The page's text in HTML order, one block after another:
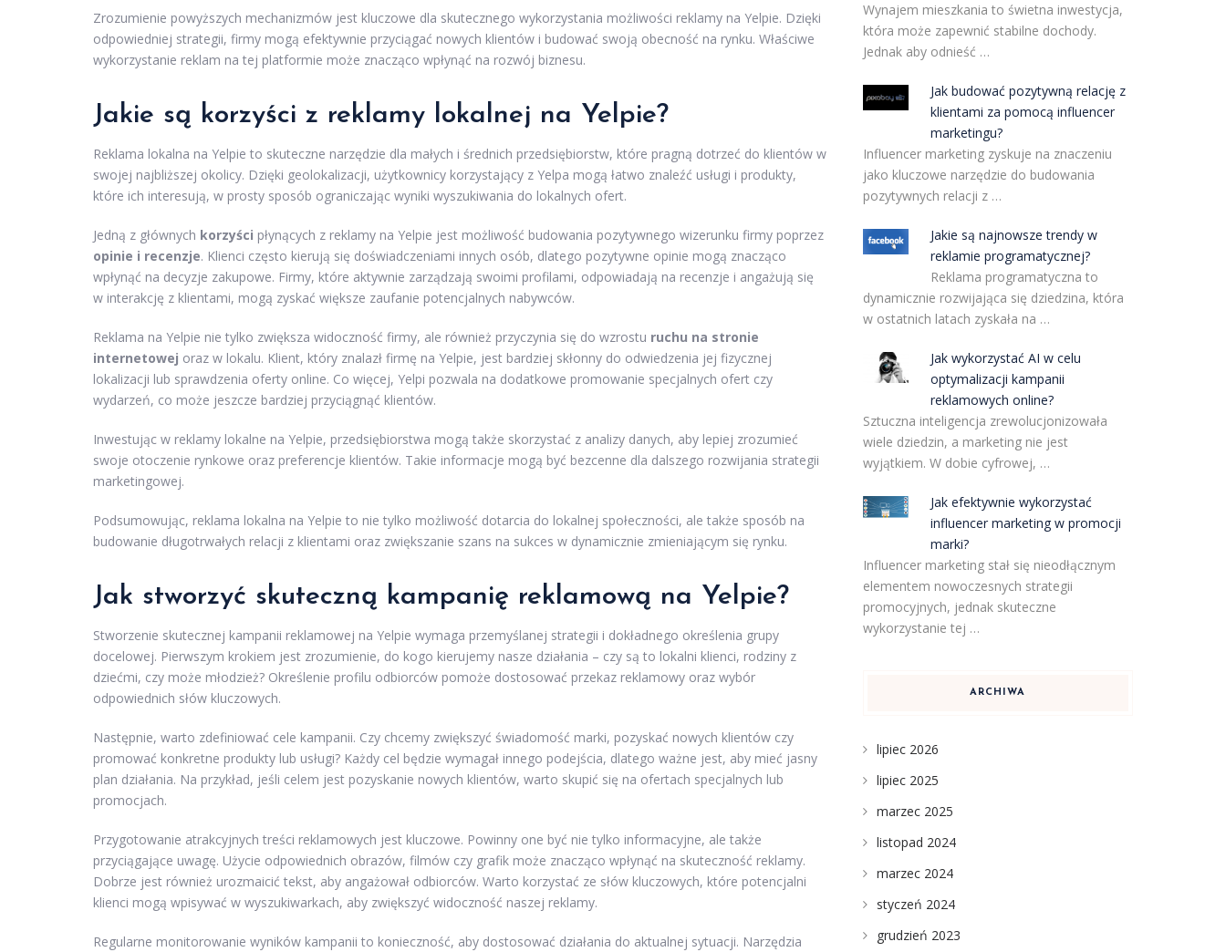
Zrozumienie powyższych mechanizmów jest kluczowe dla skutecznego wykorzystania możliwości reklamy na Yelpie. Dzięki
odpowiedniej strategii, firmy mogą efektywnie przyciągać nowych klientów i budować swoją obecność na rynku. Właściwe
wykorzystanie reklam na tej platformie może znacząco wpłynąć na rozwój biznesu.
Jakie są korzyści z reklamy lokalnej na Yelpie?
Reklama lokalna na Yelpie to skuteczne narzędzie dla małych i średnich przedsiębiorstw, które pragną dotrzeć do klientów w
swojej najbliższej okolicy. Dzięki geolokalizacji, użytkownicy korzystający z Yelpa mogą łatwo znaleźć usługi i produkty,
które ich interesują, w prosty sposób ograniczając wyniki wyszukiwania do lokalnych ofert.
Jedną z głównych korzyści płynących z reklamy na Yelpie jest możliwość budowania pozytywnego wizerunku firmy poprzez
opinie i recenzje. Klienci często kierują się doświadczeniami innych osób, dlatego pozytywne opinie mogą znacząco
wpłynąć na decyzje zakupowe. Firmy, które aktywnie zarządzają swoimi profilami, odpowiadają na recenzje i angażują się
w interakcję z klientami, mogą zyskać większe zaufanie potencjalnych nabywców.
Reklama na Yelpie nie tylko zwiększa widoczność firmy, ale również przyczynia się do wzrostu ruchu na stronie
internetowej oraz w lokalu. Klient, który znalazł firmę na Yelpie, jest bardziej skłonny do odwiedzenia jej fizycznej
lokalizacji lub sprawdzenia oferty online. Co więcej, Yelpi pozwala na dodatkowe promowanie specjalnych ofert czy
wydarzeń, co może jeszcze bardziej przyciągnąć klientów.
Inwestując w reklamy lokalne na Yelpie, przedsiębiorstwa mogą także skorzystać z analizy danych, aby lepiej zrozumieć
swoje otoczenie rynkowe oraz preferencje klientów. Takie informacje mogą być bezcenne dla dalszego rozwijania strategii
marketingowej.
Podsumowując, reklama lokalna na Yelpie to nie tylko możliwość dotarcia do lokalnej społeczności, ale także sposób na
budowanie długotrwałych relacji z klientami oraz zwiększanie szans na sukces w dynamicznie zmieniającym się rynku.
Jak stworzyć skuteczną kampanię reklamową na Yelpie?
Stworzenie skutecznej kampanii reklamowej na Yelpie wymaga przemyślanej strategii i dokładnego określenia grupy
docelowej. Pierwszym krokiem jest zrozumienie, do kogo kierujemy nasze działania – czy są to lokalni klienci, rodziny z
dziećmi, czy może młodzież? Określenie profilu odbiorców pomoże dostosować przekaz reklamowy oraz wybór
odpowiednich słów kluczowych.
Następnie, warto zdefiniować cele kampanii. Czy chcemy zwiększyć świadomość marki, pozyskać nowych klientów czy
promować konkretne produkty lub usługi? Każdy cel będzie wymagał innego podejścia, dlatego ważne jest, aby mieć jasny
plan działania. Na przykład, jeśli celem jest pozyskanie nowych klientów, warto skupić się na ofertach specjalnych lub
promocjach.
Przygotowanie atrakcyjnych treści reklamowych jest kluczowe. Powinny one być nie tylko informacyjne, ale także
przyciągające uwagę. Użycie odpowiednich obrazów, filmów czy grafik może znacząco wpłynąć na skuteczność reklamy.
Dobrze jest również urozmaicić tekst, aby angażował odbiorców. Warto korzystać ze słów kluczowych, które potencjalni
klienci mogą wpisywać w wyszukiwarkach, aby zwiększyć widoczność naszej reklamy.
Regularne monitorowanie wyników kampanii to konieczność, aby dostosować działania do aktualnej sytuacji. Narzędzia
Wynajem mieszkania to świetna inwestycja,
która może zapewnić stabilne dochody.
Jednak aby odnieść …
Jak budować pozytywną relację z
klientami za pomocą influencer
marketingu?
Influencer marketing zyskuje na znaczeniu
jako kluczowe narzędzie do budowania
pozytywnych relacji z …
Jakie są najnowsze trendy w
reklamie programatycznej?
Reklama programatyczna to
dynamicznie rozwijająca się dziedzina, która
w ostatnich latach zyskała na …
Jak wykorzystać AI w celu
optymalizacji kampanii
reklamowych online?
Sztuczna inteligencja zrewolucjonizowała
wiele dziedzin, a marketing nie jest
wyjątkiem. W dobie cyfrowej, …
Jak efektywnie wykorzystać
influencer marketing w promocji
marki?
Influencer marketing stał się nieodłącznym
elementem nowoczesnych strategii
promocyjnych, jednak skuteczne
wykorzystanie tej …
ARCHIWA
lipiec 2026
lipiec 2025
marzec 2025
listopad 2024
marzec 2024
styczeń 2024
grudzień 2023